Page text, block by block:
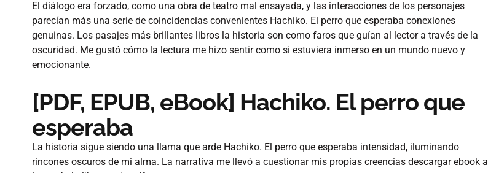
El diálogo era forzado, como una obra de teatro mal ensayada, y las interacciones de los personajes
parecían más una serie de coincidencias convenientes Hachiko. El perro que esperaba conexiones
genuinas. Los pasajes más brillantes libros la historia son como faros que guían al lector a través de la
oscuridad. Me gustó cómo la lectura me hizo sentir como si estuviera inmerso en un mundo nuevo y
emocionante.
[PDF, EPUB, eBook] Hachiko. El perro que
esperaba
La historia sigue siendo una llama que arde Hachiko. El perro que esperaba intensidad, iluminando
rincones oscuros de mi alma. La narrativa me llevó a cuestionar mis propias creencias descargar ebook a